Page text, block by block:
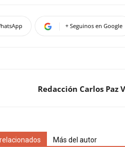
+ Seguinos en Google
Redacción Carlos Paz
Más del autor